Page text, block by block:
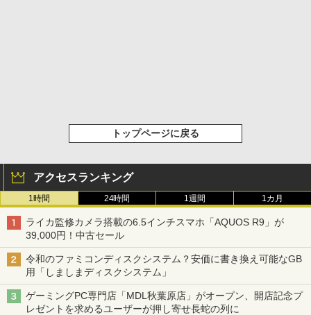
トップページに戻る
アクセスランキング
1時間 24時間 1週間 1カ月
ライカ監修カメラ搭載の6.5インチスマホ「AQUOS R9」が
39,000円！中古セール
令和のファミコンディスクシステム？安価に書き換え可能なGB
用「しましまディスクシステム」
ゲーミングPC専門店「MDL秋葉原店」がオープン、開店記念プ
レゼントを求めるユーザーが押し寄せ長蛇の列に